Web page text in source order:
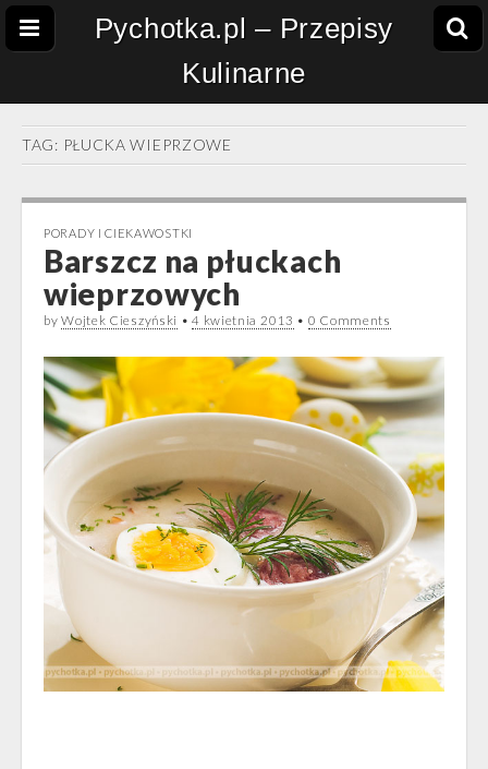
Pychotka.pl – Przepisy
Kulinarne
TAG: PŁUCKA WIEPRZOWE
PORADY I CIEKAWOSTKI
Barszcz na płuckach
wieprzowych
byWojtek Cieszyński •4 kwietnia 2013 • 0 Comments